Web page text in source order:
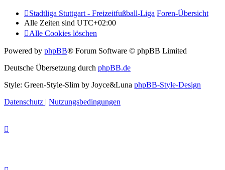
Stadtliga Stuttgart - Freizeitfußball-Liga Foren-Übersicht
Alle Zeiten sind UTC+02:00
Alle Cookies löschen
Powered by phpBB® Forum Software © phpBB Limited
Deutsche Übersetzung durch phpBB.de
Style: Green-Style-Slim by Joyce&Luna phpBB-Style-Design
Datenschutz
Nutzungsbedingungen